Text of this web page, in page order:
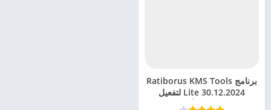
برنامج Ratiborus KMS Tools
Lite 30.12.2024 لتفعيل
الويندوز والأوفيس